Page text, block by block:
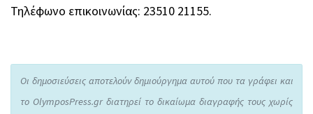
Τηλέφωνο επικοινωνίας: 23510 21155.
Οι δημοσιεύσεις αποτελούν δημιούργημα αυτού που τα γράφει και
το OlymposPress.gr διατηρεί το δικαίωμα διαγραφής τους χωρίς